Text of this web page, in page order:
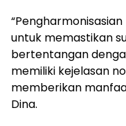
untuk memastikan
bertentangan
memiliki kejelasan
memberikan
Dina.